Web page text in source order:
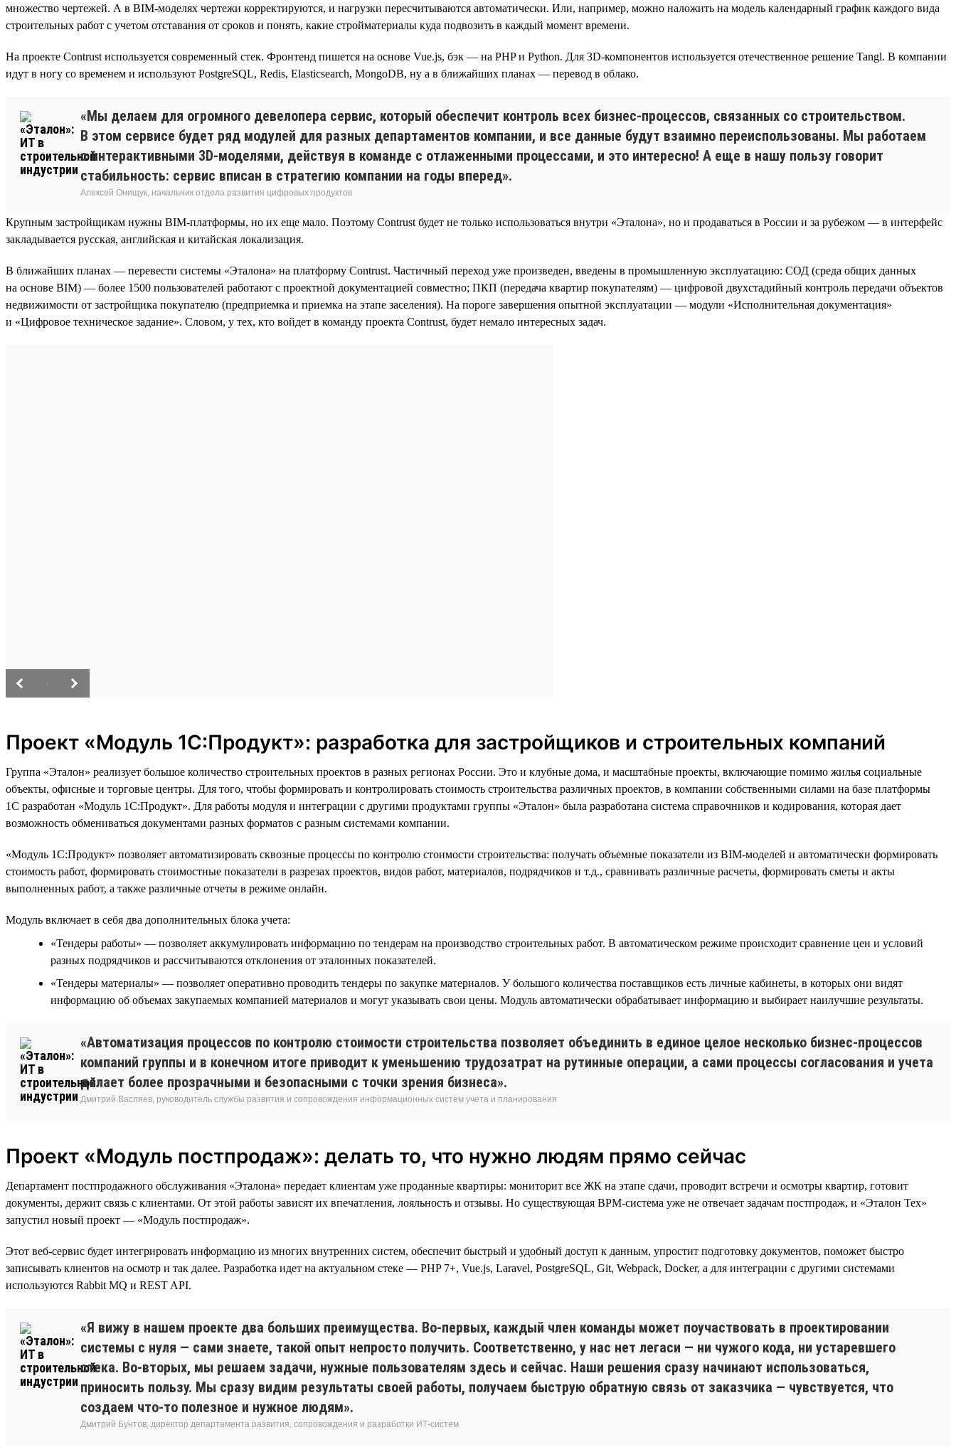
множество чертежей. А в BIM-моделях чертежи корректируются, и нагрузки пересчитываются автоматически. Или, например, можно наложить на модель календарный график каждого вида
строительных работ с учетом отставания от сроков и понять, какие стройматериалы куда подвозить в каждый момент времени.
На проекте Contrust используется современный стек. Фронтенд пишется на основе Vue.js, бэк — на PHP и Python. Для 3D-компонентов используется отечественное решение Tangl. В компании
идут в ногу со временем и используют PostgreSQL, Redis, Elasticsearch, MongoDB, ну а в ближайших планах — перевод в облако.
«Мы делаем для огромного девелопера сервис, который обеспечит контроль всех бизнес-процессов, связанных со строительством.
В этом сервисе будет ряд модулей для разных департаментов компании, и все данные будут взаимно переиспользованы. Мы работаем
с интерактивными 3D-моделями, действуя в команде с отлаженными процессами, и это интересно! А еще в нашу пользу говорит
стабильность: сервис вписан в стратегию компании на годы вперед».
Алексей Онищук, начальник отдела развития цифровых продуктов
Крупным застройщикам нужны BIM-платформы, но их еще мало. Поэтому Contrust будет не только использоваться внутри «Эталона», но и продаваться в России и за рубежом — в интерфейс
закладывается русская, английская и китайская локализация.
В ближайших планах — перевести системы «Эталона» на платформу Contrust. Частичный переход уже произведен, введены в промышленную эксплуатацию: СОД (среда общих данных
на основе BIM) — более 1500 пользователей работают с проектной документацией совместно; ПКП (передача квартир покупателям) — цифровой двухстадийный контроль передачи объектов
недвижимости от застройщика покупателю (предприемка и приемка на этапе заселения). На пороге завершения опытной эксплуатации — модули «Исполнительная документация»
и «Цифровое техническое задание». Словом, у тех, кто войдет в команду проекта Contrust, будет немало интересных задач.
Проект «Модуль 1С:Продукт»: разработка для застройщиков и строительных компаний
Группа «Эталон» реализует большое количество строительных проектов в разных регионах России. Это и клубные дома, и масштабные проекты, включающие помимо жилья социальные
объекты, офисные и торговые центры. Для того, чтобы формировать и контролировать стоимость строительства различных проектов, в компании собственными силами на базе платформы
1С разработан «Модуль 1С:Продукт». Для работы модуля и интеграции с другими продуктами группы «Эталон» была разработана система справочников и кодирования, которая дает
возможность обмениваться документами разных форматов с разным системами компании.
«Модуль 1С:Продукт» позволяет автоматизировать сквозные процессы по контролю стоимости строительства: получать объемные показатели из BIM-моделей и автоматически формировать
стоимость работ, формировать стоимостные показатели в разрезах проектов, видов работ, материалов, подрядчиков и т.д., сравнивать различные расчеты, формировать сметы и акты
выполненных работ, а также различные отчеты в режиме онлайн.
Модуль включает в себя два дополнительных блока учета:
«Тендеры работы» — позволяет аккумулировать информацию по тендерам на производство строительных работ. В автоматическом режиме происходит сравнение цен и условий
разных подрядчиков и рассчитываются отклонения от эталонных показателей.
«Тендеры материалы» — позволяет оперативно проводить тендеры по закупке материалов. У большого количества поставщиков есть личные кабинеты, в которых они видят
информацию об объемах закупаемых компанией материалов и могут указывать свои цены. Модуль автоматически обрабатывает информацию и выбирает наилучшие результаты.
«Автоматизация процессов по контролю стоимости строительства позволяет объединить в единое целое несколько бизнес-процессов
компаний группы и в конечном итоге приводит к уменьшению трудозатрат на рутинные операции, а сами процессы согласования и учета
делает более прозрачными и безопасными с точки зрения бизнеса».
Дмитрий Васляев, руководитель службы развития и сопровождения информационных систем учета и планирования
Проект «Модуль постпродаж»: делать то, что нужно людям прямо сейчас
Департамент постпродажного обслуживания «Эталона» передает клиентам уже проданные квартиры: мониторит все ЖК на этапе сдачи, проводит встречи и осмотры квартир, готовит
документы, держит связь с клиентами. От этой работы зависят их впечатления, лояльность и отзывы. Но существующая BPM-система уже не отвечает задачам постпродаж, и «Эталон Тех»
запустил новый проект — «Модуль постпродаж».
Этот веб-сервис будет интегрировать информацию из многих внутренних систем, обеспечит быстрый и удобный доступ к данным, упростит подготовку документов, поможет быстро
записывать клиентов на осмотр и так далее. Разработка идет на актуальном стеке — PHP 7+, Vue.js, Laravel, PostgreSQL, Git, Webpack, Docker, а для интеграции с другими системами
используются Rabbit MQ и REST API.
«Я вижу в нашем проекте два больших преимущества. Во-первых, каждый член команды может поучаствовать в проектировании
системы с нуля — сами знаете, такой опыт непросто получить. Соответственно, у нас нет легаси — ни чужого кода, ни устаревшего
стека. Во-вторых, мы решаем задачи, нужные пользователям здесь и сейчас. Наши решения сразу начинают использоваться,
приносить пользу. Мы сразу видим результаты своей работы, получаем быструю обратную связь от заказчика — чувствуется, что
создаем что-то полезное и нужное людям».
Дмитрий Бунтов, директор департамента развития, сопровождения и разработки ИТ-систем